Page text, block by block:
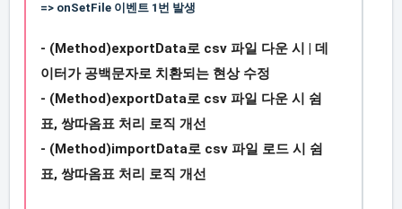
=> onSetFile 이벤트 1번 발생
- (Method)exportData로 csv 파일 다운 시 | 데
이터가 공백문자로 치환되는 현상 수정
- (Method)exportData로 csv 파일 다운 시 쉼
표, 쌍따옴표 처리 로직 개선
- (Method)importData로 csv 파일 로드 시 쉼
표, 쌍따옴표 처리 로직 개선